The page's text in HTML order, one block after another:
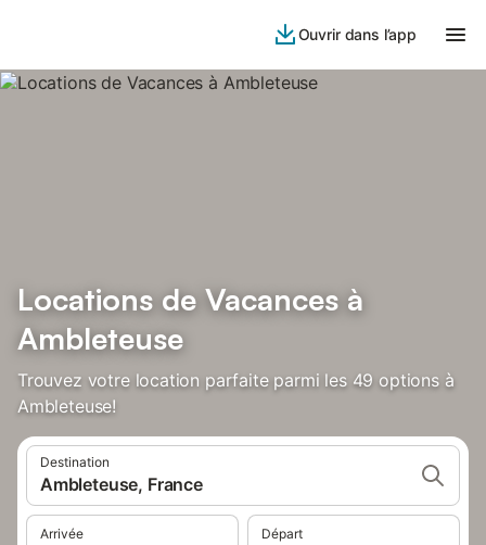
Ouvrir dans l’app
Locations de Vacances à
Ambleteuse
Trouvez votre location parfaite parmi les 49 options à
Ambleteuse!
Destination
Ambleteuse, France
Arrivée Départ